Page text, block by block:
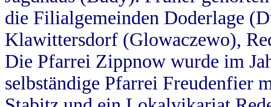
die Filialgemeinden Doderlage
Klawittersdorf (Glowaczewo),
Die Pfarrei Zippnow wurde im
selbständige Pfarrei Freudenfier